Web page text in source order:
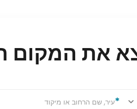
את המקום
עיר, שם הרחוב או מיקוד